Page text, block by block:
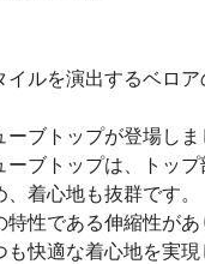
イルを演出するベロア
ブトップが登場しま
ーブトップは、トップ
着心地も抜群です。
特性である伸縮性が
快適な着心地を実現